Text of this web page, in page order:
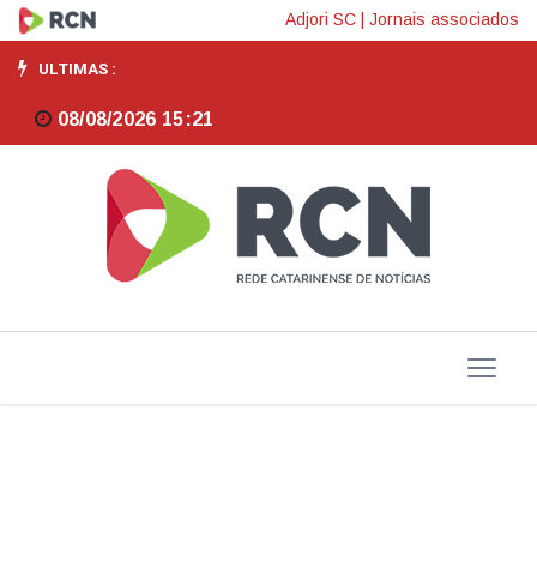
Dívida
Pública
sobe
2,66%
e
Adjori SC Jornais associados
ULTIMAS :
08/08/2026 15:21